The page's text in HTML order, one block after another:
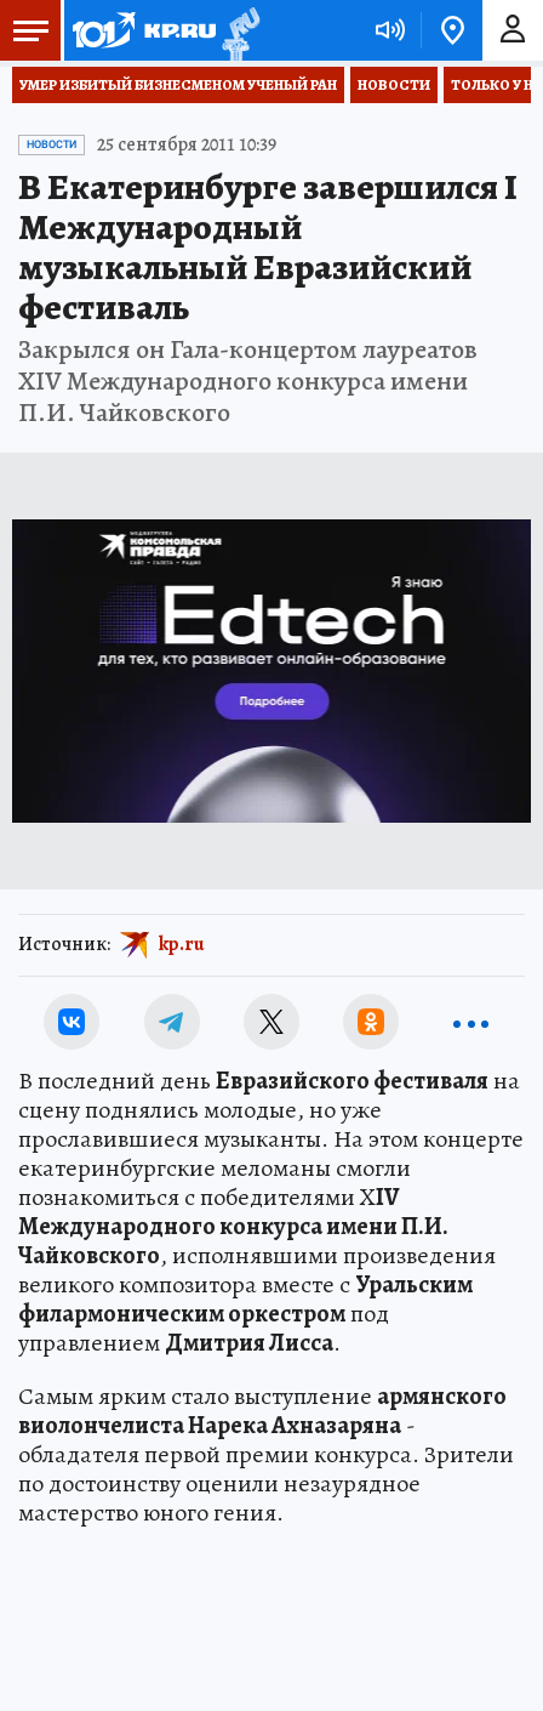
УМЕР ИЗБИТЫЙ БИЗНЕСМЕНОМ УЧЕНЫЙ РАН НОВОСТИ ТОЛЬКО У
НОВОСТИ 25 сентября 2011 10:39
В Екатеринбурге завершился I
Международный
музыкальный Евразийский
фестиваль
Закрылся он Гала-концертом лауреатов
XIV Международного конкурса имени
П.И. Чайковского
Источник: kp.ru
В последний деньЕвразийского фестиваляна
сцену поднялись молодые, но уже
прославившиеся музыканты. На этом концерте
екатеринбургские меломаны смогли
познакомиться с победителями XIV
Международного конкурса имени П.И.
Чайковского, исполнявшими произведения
великого композитора вместе сУральским
филармоническим оркестромпод
управлениемДмитрия Лисса.
Самым ярким стало выступление армянского
виолончелиста Нарека Ахназаряна-
обладателя первой премии конкурса. Зрители
по достоинству оценили незаурядное
мастерство юного гения.